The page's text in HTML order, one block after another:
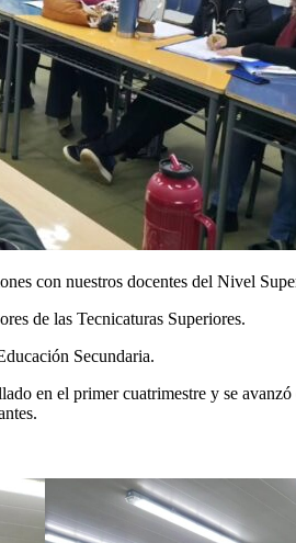
con nuestros docentes del Nivel
de las Tecnicaturas Superiores.
Secundaria.
en el primer cuatrimestre y se